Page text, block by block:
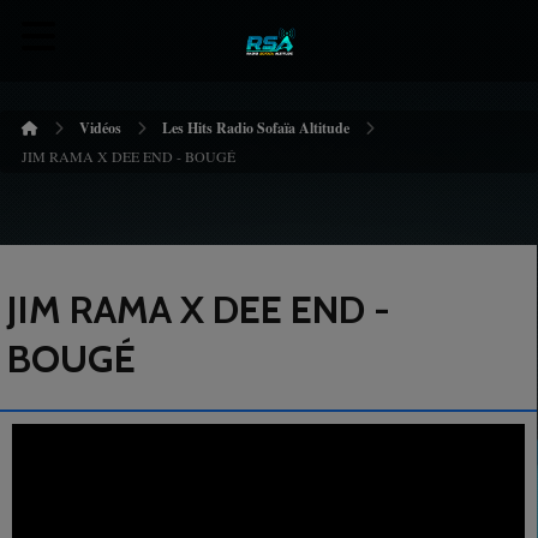
Vidéos Les Hits Radio Sofaïa Altitude
JIM RAMA X DEE END - BOUGÉ
JIM RAMA X DEE END -
BOUGÉ